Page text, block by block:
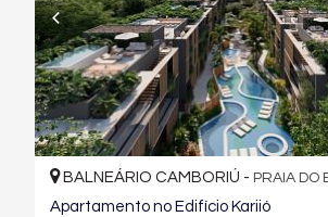
BALNEÁRIO CAMBORIÚ - PRAIA DO
Apartamento no Edifício Kariió